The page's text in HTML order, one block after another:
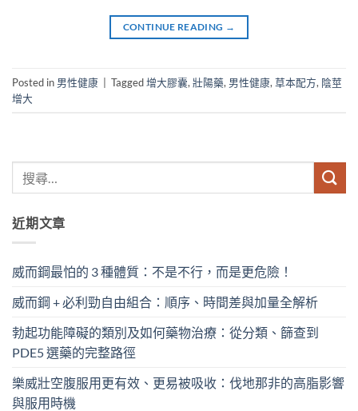
CONTINUE READING →
Posted in 男性健康 Tagged增大膠囊, 壯陽藥, 男性健康, 草本配方, 陰莖
增大
近期文章
威而鋼最怕的 3 種體質：不是不行，而是更危險！
威而鋼 + 必利勁自由組合：順序、時間差與加量全解析
勃起功能障礙的類別及如何藥物治療：從分類、篩查到
PDE5 選藥的完整路徑
樂威壯空腹服用更有效、更易被吸收：伐地那非的高脂影響
與服用時機